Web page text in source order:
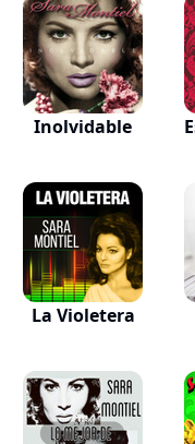
Inolvidable
La Violetera